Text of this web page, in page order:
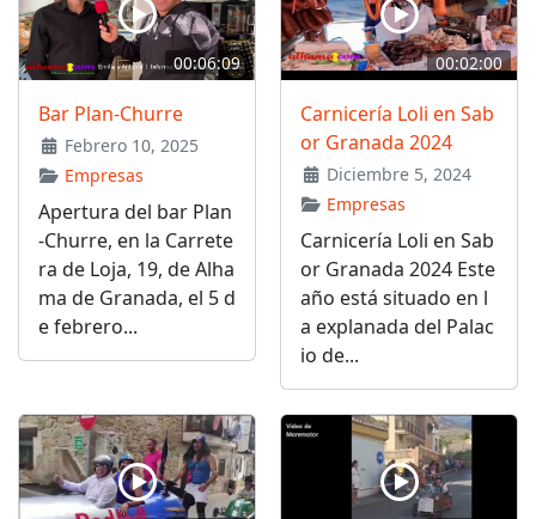
00:06:09
Bar Plan-Churre
Febrero 10, 2025
Empresas
Apertura del bar Plan
-Churre, en la Carrete
ra de Loja, 19, de Alha
ma de Granada, el 5 d
e febrero...
00:02:00
Carnicería Loli en Sab
or Granada 2024
Diciembre 5, 2024
Empresas
Carnicería Loli en Sab
or Granada 2024 Este
año está situado en l
a explanada del Palac
io de...